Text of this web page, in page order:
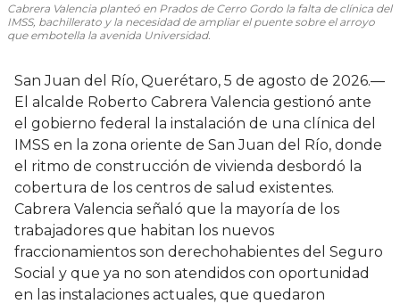
Cabrera Valencia planteó en Prados de Cerro Gordo la falta de clínica del
IMSS, bachillerato y la necesidad de ampliar el puente sobre el arroyo
que embotella la avenida Universidad.
San Juan del Río, Querétaro, 5 de agosto de 2026.—
El alcalde Roberto Cabrera Valencia gestionó ante
el gobierno federal la instalación de una clínica del
IMSS en la zona oriente de San Juan del Río, donde
el ritmo de construcción de vivienda desbordó la
cobertura de los centros de salud existentes.
Cabrera Valencia señaló que la mayoría de los
trabajadores que habitan los nuevos
fraccionamientos son derechohabientes del Seguro
Social y que ya no son atendidos con oportunidad
en las instalaciones actuales, que quedaron